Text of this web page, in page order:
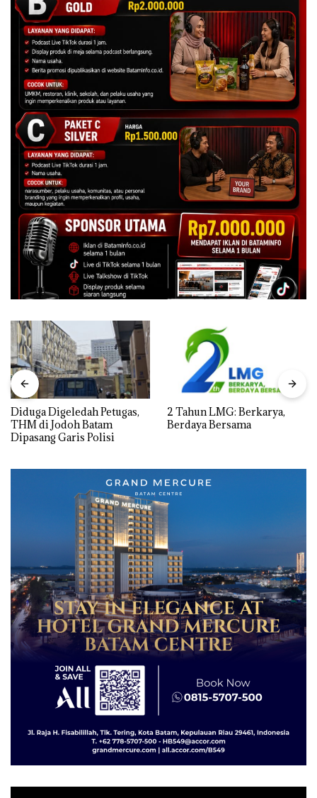
Diduga Digeledah Petugas,
THM di Jodoh Batam
Dipasang Garis Polisi
2 Tahun LMG: Berkarya,
Berdaya Bersama